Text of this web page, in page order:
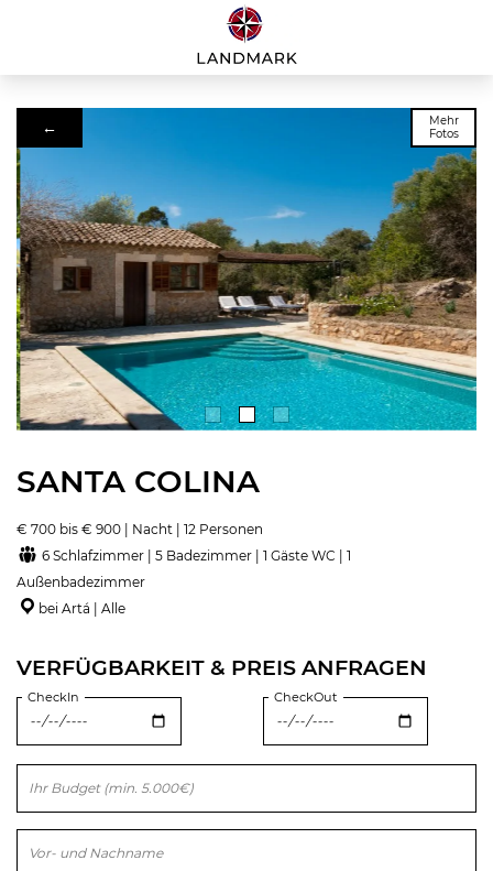
←
Mehr
Fotos
SANTA COLINA
€ 700 bis € 900 | Nacht | 12 Personen
6 Schlafzimmer | 5 Badezimmer | 1 Gäste WC | 1
Außenbadezimmer
bei Artá | Alle
VERFÜGBARKEIT & PREIS ANFRAGEN
CheckIn CheckOut
Bitte lasse dieses Feld leer.